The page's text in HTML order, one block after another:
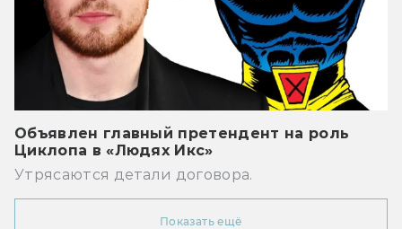
Объявлен главный претендент на роль
Циклопа в «Людях Икс»
Утрясаются детали договора.
Показать ещё